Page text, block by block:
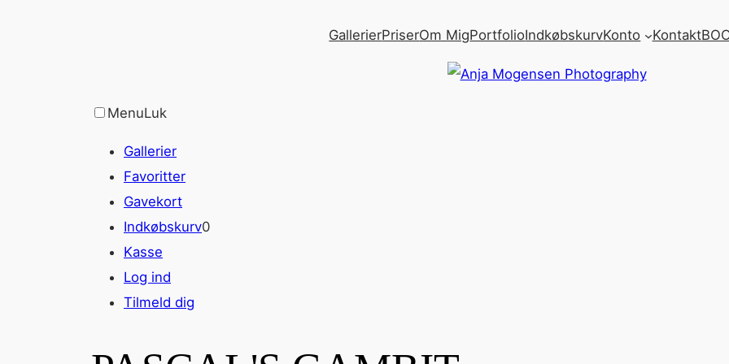
GallerierPriserOm MigPortfolioIndkøbskurvKonto Kontakt
MenuLuk
Gallerier
Favoritter
Gavekort
Indkøbskurv0
Kasse
Log ind
Tilmeld dig